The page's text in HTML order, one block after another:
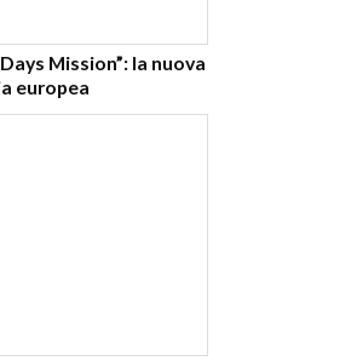
Mission”: la nuova
europea